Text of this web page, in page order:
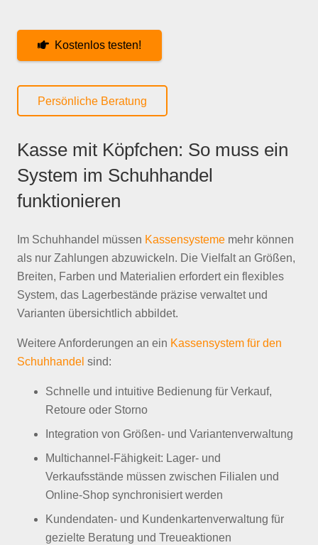
Kostenlos testen!
Persönliche Beratung
Kasse mit Köpfchen: So muss ein
System im Schuhhandel
funktionieren
Im Schuhhandel müssen Kassensysteme mehr können
als nur Zahlungen abzuwickeln. Die Vielfalt an Größen,
Breiten, Farben und Materialien erfordert ein flexibles
System, das Lagerbestände präzise verwaltet und
Varianten übersichtlich abbildet.
Weitere Anforderungen an ein Kassensystem für den
Schuhhandel sind:
Schnelle und intuitive Bedienung für Verkauf,
Retoure oder Storno
Integration von Größen- und Variantenverwaltung
Multichannel-Fähigkeit: Lager- und
Verkaufsstände müssen zwischen Filialen und
Online-Shop synchronisiert werden
Kundendaten- und Kundenkartenverwaltung für
gezielte Beratung und Treueaktionen